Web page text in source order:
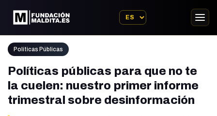
Políticas Públicas
Políticas públicas para que no te
la cuelen: nuestro primer informe
trimestral sobre desinformación